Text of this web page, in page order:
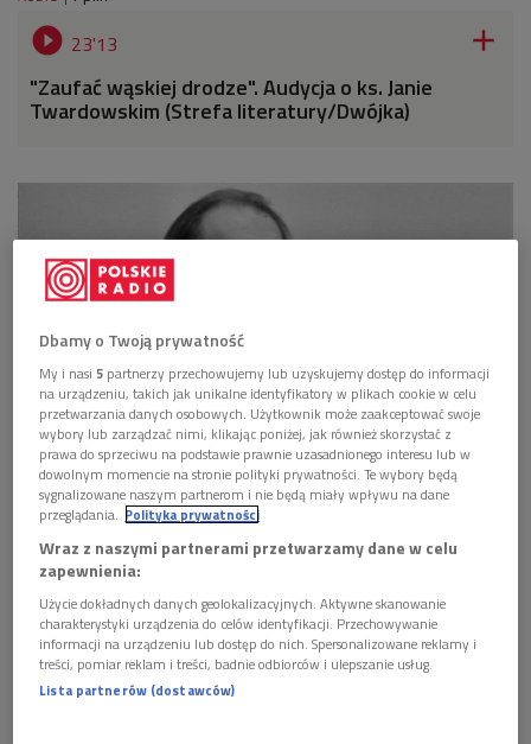
 23'13 
"Zaufać wąskiej drodze". Audycja o ks. Janie
Twardowskim (Strefa literatury/Dwójka)
ks. Jan Twardowski, Warszawa 1980 Foto: PAP/Irena Jarosińska
Dbamy o Twoją prywatność
My i nasi5 partnerzy przechowujemy lub uzyskujemy dostęp do informacji
na urządzeniu, takich jak unikalne identyfikatory w plikach cookie w celu
przetwarzania danych osobowych. Użytkownik może zaakceptować swoje
wybory lub zarządzać nimi, klikając poniżej, jak również skorzystać z
prawa do sprzeciwu na podstawie prawnie uzasadnionego interesu lub w
dowolnym momencie na stronie polityki prywatności. Te wybory będą
sygnalizowane naszym partnerom i nie będą miały wpływu na dane
przeglądania. Polityka prywatności
Wraz z naszymi partnerami przetwarzamy dane w celu
zapewnienia:
Użycie dokładnych danych geolokalizacyjnych. Aktywne skanowanie
charakterystyki urządzenia do celów identyfikacji. Przechowywanie
informacji na urządzeniu lub dostęp do nich. Spersonalizowane reklamy i
treści, pomiar reklam i treści, badnie odbiorców i ulepszanie usług.
Lista partnerów (dostawców)